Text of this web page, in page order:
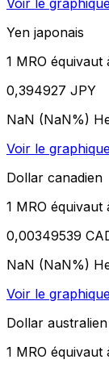
Voir le
Yen japonais
1 MRO équivaut
0,394927 JPY
NaN (NaN%)
Voir le
Dollar canadien
1 MRO équivaut
0,00349539
NaN (NaN%)
Voir le
Dollar australien
1 MRO équivaut